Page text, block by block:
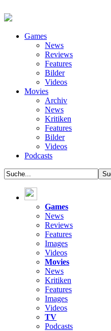
Games
News
Reviews
Features
Bilder
Videos
Movies
Archiv
News
Kritiken
Features
Bilder
Videos
Podcasts
Games
News
Reviews
Features
Images
Videos
Movies
News
Kritiken
Features
Images
Videos
TV
Podcasts